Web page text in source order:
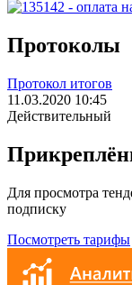
Протоколы
Протокол итогов
11.03.2020 10:45
Действительный
Для просмотра
подписку
Посмотреть тарифы